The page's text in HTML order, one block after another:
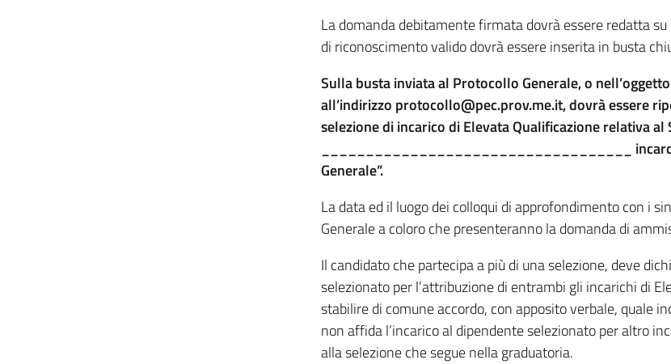
La domanda debitamente firmata dovrà essere redatta
di riconoscimento valido dovrà essere inserita in busta
Sulla busta inviata al Protocollo Generale, o
all’indirizzo protocollo@pec.prov.me.it, dovrà essere
selezione di incarico di Elevata Qualificazione relativa al
___________________________________
Generale”.
La data ed il luogo dei colloqui di approfondimento con i
Generale a coloro che presenteranno la domanda di
Il candidato che partecipa a più di una selezione, deve
selezionato per l’attribuzione di entrambi gli incarichi di
stabilire di comune accordo, con apposito verbale, quale
non affida l’incarico al dipendente selezionato per altro
alla selezione che segue nella graduatoria.